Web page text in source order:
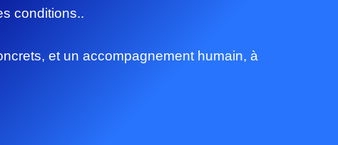
conditions..
et un accompagnement humain, à